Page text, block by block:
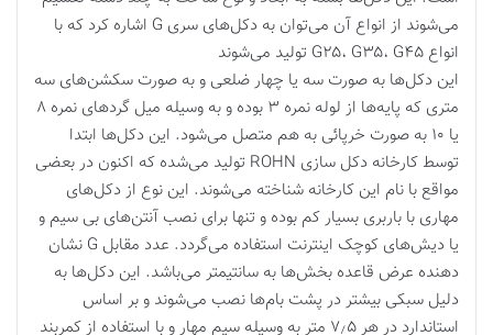
می‌شوند از انواع آن می‌توان به دکل‌های سری G اشاره کرد که با
انواع G۲۵، G۳۵، G۴۵ تولید می‌شوند
این دکل‌ها به صورت سه یا چهار ضلعی و به صورت سکشن‌های سه
متری که پایه‌ها از لوله نمره ۳ بوده و به وسیله میل گردهای نمره ۸
یا ۱۰ به صورت خرپائی به هم متصل می‌شود. این دکل‌ها ابتدا
توسط کارخانه دکل سازی ROHN تولید می‌شده که اکنون در بعضی
مواقع با نام این کارخانه شناخته می‌شوند. این نوع از دکل‌های
مهاری با باربری بسیار کم بوده و تنها برای نصب آنتن‌های بی سیم و
یا دیش‌های کوچک اینترنت استفاده می‌گردد. عدد مقابل G نشان
دهنده عرض قاعده بخش‌ها به سانتیمتر می‌باشد. این دکل‌ها به
دلیل سبکی بیشتر در پشت بام‌ها نصب می‌شوند و بر اساس
استاندارد در هر ۷٫۵ متر به وسیله سیم مهار و با استفاده از کمربند